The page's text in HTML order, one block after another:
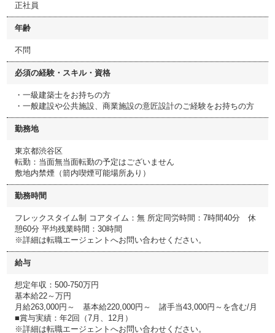
正社員
年齢
不問
必須の経験・スキル・資格
・一級建築士をお持ちの方
・一般建設や公共施設、商業施設の意匠設計のご経験をお持ちの方
勤務地
東京都渋谷区
転勤：当面無当面転勤の予定はございません
敷地内禁煙（箭内喫煙可能場所あり）
勤務時間
フレックスタイム制 コアタイム：無 所定同労時間：7時間40分 休
憩60分 平均残業時間：30時間
※詳細は転職エージェントへお問い合わせください。
給与
想定年収：500-750万円
基本給22～万円
月給263,000円～ 基本給220,000円～ 諸手当43,000円～を含む/月
■賞与実績：年2回（7月、12月）
※詳細は転職エージェントへお問い合わせください。